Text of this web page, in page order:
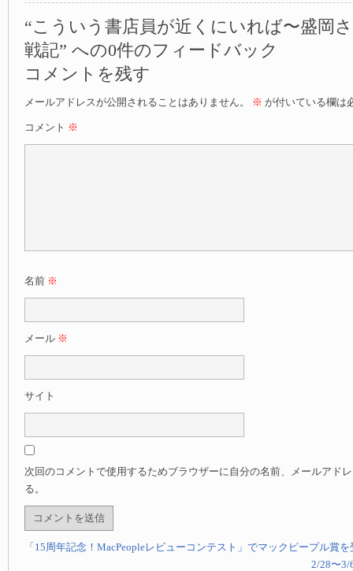
“こういう書店員が近くにいれば〜盛岡
戦記” への0件のフィードバック
コメントを残す
メールアドレスが公開されることはありません。 ※ が付いている欄は
コメント ※
名前 ※
メール ※
サイト
次回のコメントで使用するためブラウザーに自分の名前、メールアド
る。
「15周年記念！MacPeopleレビューコンテスト」でマックピープル賞
2/28〜3/